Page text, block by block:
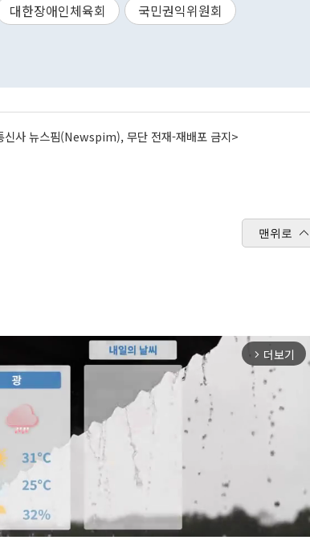
대한장애인체육회
국민권익위원회
신사 뉴스핌(Newspim), 무단 전재-재배포 금지>
맨위로
arrow_forward_ios 더보기